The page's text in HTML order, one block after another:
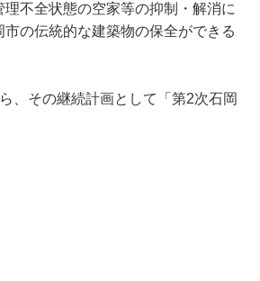
不全状態の空家等の抑制・解消に
の伝統的な建築物の保全ができる
、その継続計画として「第2次石岡